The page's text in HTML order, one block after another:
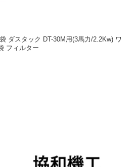
ダスタック DT-30M用(3馬力/2.2Kw) ワ
フィルター